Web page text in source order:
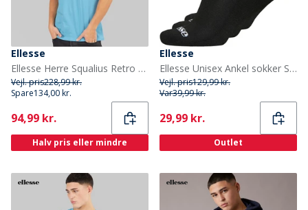
Ellesse
Ellesse Herre Squalius Retro Stribe T-shirt Blå
Vejl. pris228,99 kr.
Spare134,00 kr.
Current
94,99 kr.
Halv pris eller mindre
Ellesse
Ellesse Unisex Ankel sokker Sort
Vejl. pris129,99 kr.
Var39,99 kr.
Current
29,99 kr.
Outlet